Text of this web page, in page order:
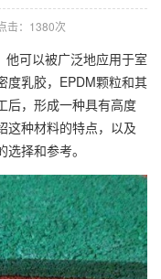
击：1380次
可以被广泛地应用于室
度乳胶，EPDM颗粒和其
后，形成一种具有高度
这种材料的特点，以及
择和参考。